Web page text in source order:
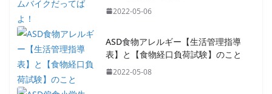
2022-05-06
ASD食物アレルギー【生活管理指導
表】と【食物経口負荷試験】のこと
2022-05-08